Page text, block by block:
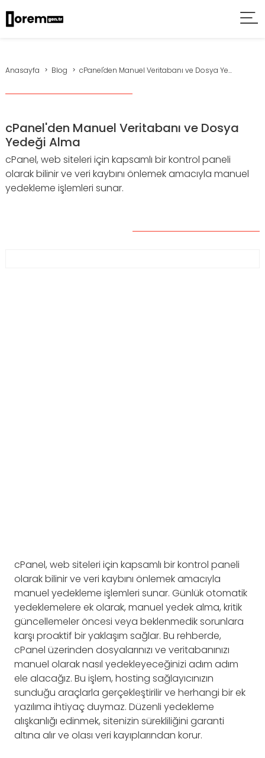
Anasayfa Blog cPanel'den Manuel Veritabanı ve Dosya Ye...
cPanel'den Manuel Veritabanı ve Dosya
Yedeği Alma
cPanel, web siteleri için kapsamlı bir kontrol paneli
olarak bilinir ve veri kaybını önlemek amacıyla manuel
yedekleme işlemleri sunar.
cPanel, web siteleri için kapsamlı bir kontrol paneli
olarak bilinir ve veri kaybını önlemek amacıyla
manuel yedekleme işlemleri sunar. Günlük otomatik
yedeklemelere ek olarak, manuel yedek alma, kritik
güncellemeler öncesi veya beklenmedik sorunlara
karşı proaktif bir yaklaşım sağlar. Bu rehberde,
cPanel üzerinden dosyalarınızı ve veritabanınızı
manuel olarak nasıl yedekleyeceğinizi adım adım
ele alacağız. Bu işlem, hosting sağlayıcınızın
sunduğu araçlarla gerçekleştirilir ve herhangi bir ek
yazılıma ihtiyaç duymaz. Düzenli yedekleme
alışkanlığı edinmek, sitenizin sürekliliğini garanti
altına alır ve olası veri kayıplarından korur.